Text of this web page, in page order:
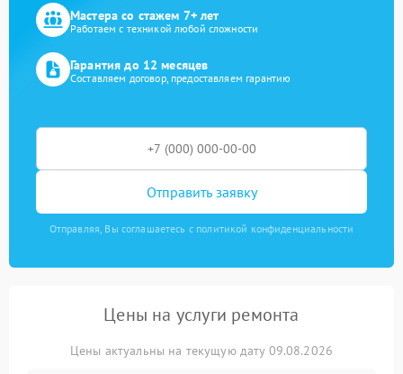
Мастера со стажем 7+ лет
Работаем с техникой любой сложности
Гарантия до 12 месяцев
Составляем договор, предоставляем гарантию
Отправить заявку
Отправляя, Вы соглашаетесь с политикой конфиденциальности
Цены на услуги ремонта
Цены актуальны на текущую дату 09.08.2026